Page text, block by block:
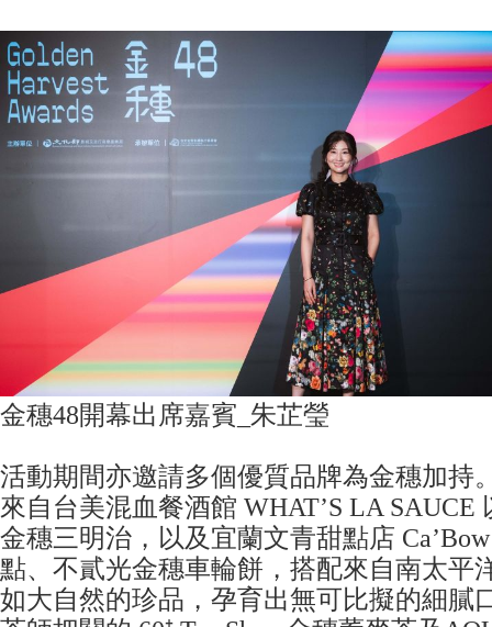
金穗48開幕出席嘉賓_朱芷瑩
活動期間亦邀請多個優質品牌為金穗加持
來自台美混血餐酒館 WHAT’S LA SAUCE
金穗三明治，以及宜蘭文青甜點店
點、不貳光金穗車輪餅，搭配來自南太平
如大自然的珍品，孕育出無可比擬的細膩